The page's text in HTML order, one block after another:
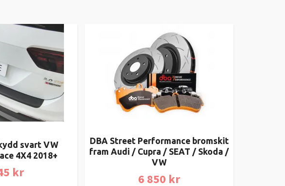
svart VW
4X4 2018+
kr
DBA Street Performance bromskit
fram Audi / Cupra / SEAT / Skoda /
VW
6 850 kr